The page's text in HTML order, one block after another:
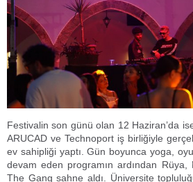
Festivalin son günü olan 12 Haziran’da
ARUCAD ve Technoport iş birliğiyle
ev sahipliği yaptı. Gün boyunca yoga,
devam eden programın ardından
The Gang sahne aldı. Üniversite